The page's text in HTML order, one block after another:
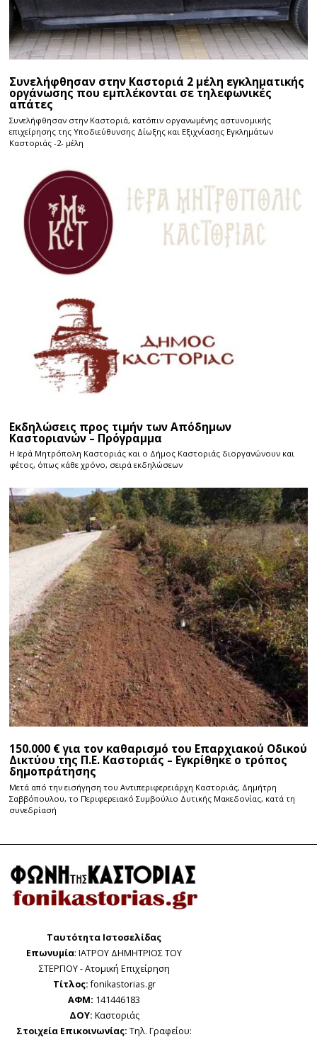
Συνελήφθησαν στην Καστοριά 2 μέλη εγκληματικής
οργάνωσης που εμπλέκονται σε τηλεφωνικές
απάτες
Συνελήφθησαν στην Καστοριά, κατόπιν οργανωμένης αστυνομικής
επιχείρησης της Υποδιεύθυνσης Δίωξης και Εξιχνίασης Εγκλημάτων
Καστοριάς -2- μέλη
Εκδηλώσεις προς τιμήν των Απόδημων
Καστοριανών – Πρόγραμμα
Η Ιερά Μητρόπολη Καστοριάς και ο Δήμος Καστοριάς διοργανώνουν και
φέτος, όπως κάθε χρόνο, σειρά εκδηλώσεων
150.000 € για τον καθαρισμό του Επαρχιακού Οδικού
Δικτύου της Π.Ε. Καστοριάς – Εγκρίθηκε ο τρόπος
δημοπράτησης
Μετά από την εισήγηση του Αντιπεριφερειάρχη Καστοριάς, Δημήτρη
Σαββόπουλου, το Περιφερειακό Συμβούλιο Δυτικής Μακεδονίας, κατά τη
συνεδρίασή
Ταυτότητα Ιστοσελίδας
Επωνυμία: ΙΑΤΡΟΥ ΔΗΜΗΤΡΙΟΣ ΤΟΥ
ΣΤΕΡΓΙΟΥ - Ατομική Επιχείρηση
Τίτλος:fonikastorias.gr
ΑΦΜ: 141446183
ΔΟΥ: Καστοριάς
Στοιχεία Επικοινωνίας: Τηλ. Γραφείου: